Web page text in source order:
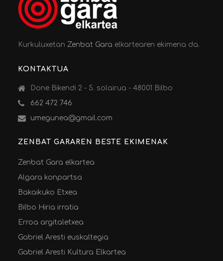
Kurkuluxetan Zenbat Gara elkartearen ekimena da.
KONTAKTUA
Done Bikendi 2 - 5. solairua - 48001 Bilbo
662 472 746
umegunea@gmail.com
ZENBAT GARAREN BESTE EKIMENAK
Zenbat Gara elkartea
Algara konpartsa
Bakaikuko Etxea
Bilbo Hiria irratia
Erroa argitaletxea
Gabriel Aresti euskaltegia
Gabriel Aresti Kultura Elkartea